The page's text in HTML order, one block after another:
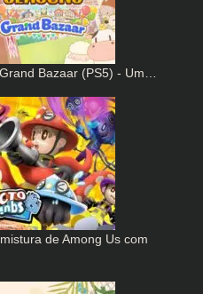
Bazaar (PS5) - Um…
de Among Us com